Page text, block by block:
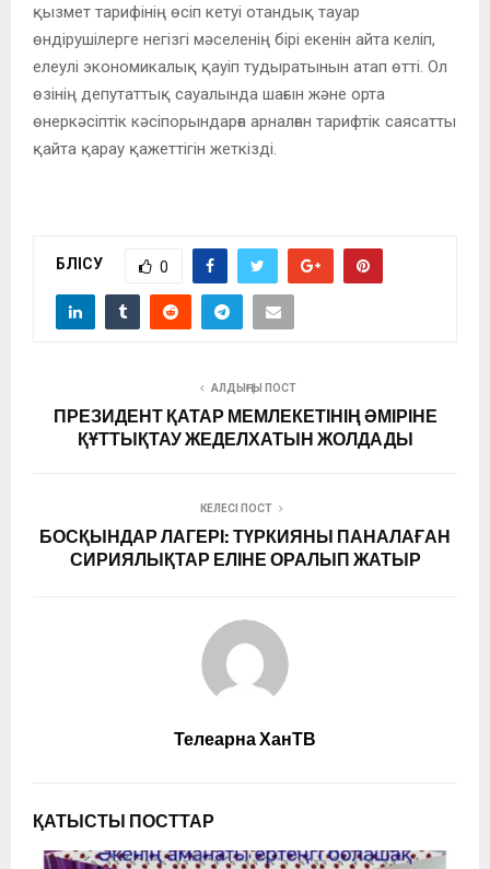
қызмет тарифінің өсіп кетуі отандық тауар
өндірушілерге негізгі мәселенің бірі екенін айта келіп,
елеулі экономикалық қауіп тудыратынын атап өтті. Ол
өзінің депутаттық сауалында шағын және орта
өнеркәсіптік кәсіпорындарға арналған тарифтік саясатты
қайта қарау қажеттігін жеткізді.
БӨЛІСУ 0
АЛДЫҢҒЫ ПОСТ
ПРЕЗИДЕНТ ҚАТАР МЕМЛЕКЕТІНІҢ ӘМІРІНЕ
ҚҰТТЫҚТАУ ЖЕДЕЛХАТЫН ЖОЛДАДЫ
КЕЛЕСІ ПОСТ
БОСҚЫНДАР ЛАГЕРІ: ТҮРКИЯНЫ ПАНАЛАҒАН
СИРИЯЛЫҚТАР ЕЛІНЕ ОРАЛЫП ЖАТЫР
Телеарна ХанТВ
ҚАТЫСТЫ ПОСТТАР